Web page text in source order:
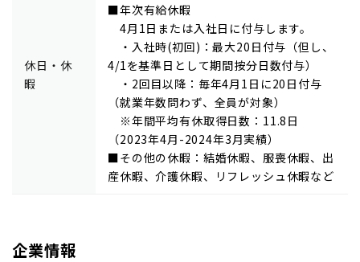
休日・休
暇
■年次有給休暇
4月1日または入社日に付与します。
・入社時(初回)：最大20日付与（但し、
4/1を基準日として期間按分日数付与）
・2回目以降：毎年4月1日に20日付与
（就業年数問わず、全員が対象）
※年間平均有休取得日数：11.8日
（2023年4月-2024年3月実績）
■その他の休暇：結婚休暇、服喪休暇、出
産休暇、介護休暇、リフレッシュ休暇など
企業情報